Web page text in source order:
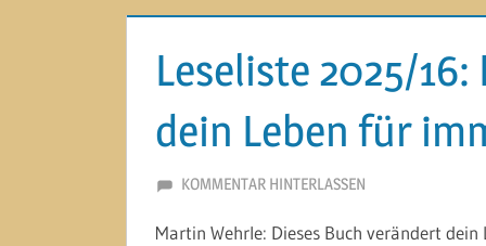
Leseliste 2025/
dein Leben für
26. SEPTEMBER 2025
MARTINA BERG
KOMMENTAR HINTERLASSEN
Martin Wehrle: Dieses Buch verändert